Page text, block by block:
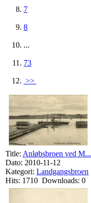
7
8
...
73
>>
Title: Anløbsbroen ved M...
Dato: 2010-11-12
Kategori: Landgangsbroen
Hits: 1710 Downloads: 0